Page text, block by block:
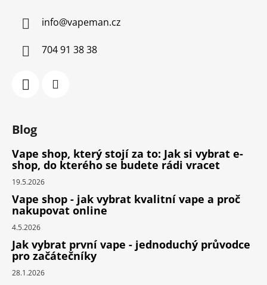
info@vapeman.cz
704 91 38 38
Blog
Vape shop, který stojí za to: Jak si vybrat e-
shop, do kterého se budete rádi vracet
19.5.2026
Vape shop - jak vybrat kvalitní vape a proč
nakupovat online
4.5.2026
Jak vybrat první vape - jednoduchý průvodce
pro začátečníky
28.1.2026